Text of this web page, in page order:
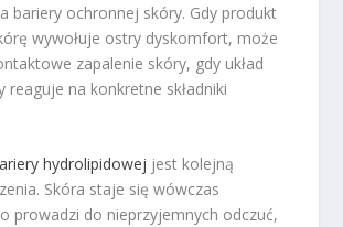
bariery ochronnej skóry. Gdy produkt
wywołuje ostry dyskomfort, może
zapalenie skóry, gdy układ
reaguje na konkretne składniki
hydrolipidowej jest kolejną
Skóra staje się wówczas
prowadzi do nieprzyjemnych odczuć,